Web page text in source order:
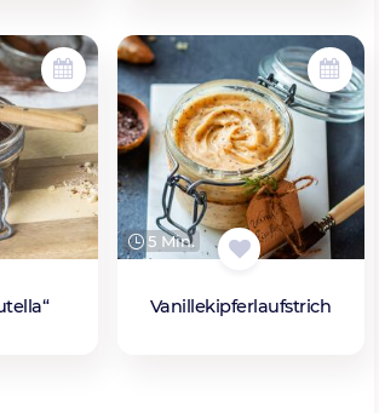
5 Min.
Vanillekipferlaufstrich